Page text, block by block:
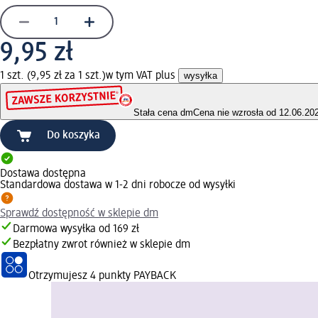
9,95 zł
1 szt. (9,95 zł za 1 szt.)w tym VAT plus wysyłka
Stała cena dmCena nie wzrosła od
Do koszyka
Dostawa dostępna
Standardowa dostawa w 1-2 dni robocze od wysyłki
Sprawdź dostępność w sklepie dm
Darmowa wysyłka od 169 zł
Bezpłatny zwrot również w sklepie dm
Otrzymujesz 4 punkty PAYBACK